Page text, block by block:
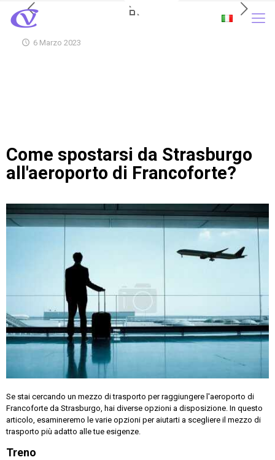
6 Marzo 2023
Come spostarsi da Strasburgo
all'aeroporto di Francoforte?
Se stai cercando un mezzo di trasporto per raggiungere l'aeroporto di
Francoforte da Strasburgo, hai diverse opzioni a disposizione. In questo
articolo, esamineremo le varie opzioni per aiutarti a scegliere il mezzo di
trasporto più adatto alle tue esigenze.
Treno